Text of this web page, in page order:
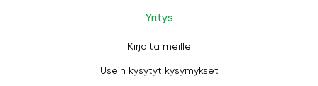
Yritys
Kirjoita meille
Usein kysytyt kysymykset